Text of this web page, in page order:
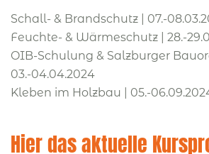
Schall- & Brandschutz | 07.-
Feuchte- & Wärmeschutz | 28.-
OIB-Schulung & Salzburger
03.-04.04.2024
Kleben im Holzbau | 05.-
Hier das aktuelle